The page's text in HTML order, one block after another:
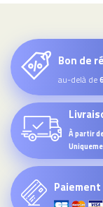
Bon de
au-delà de
À partir
Paiement